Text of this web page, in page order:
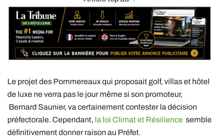
Le projet des Pommereaux qui proposait golf, villas et hôtel
de luxe ne verra pas le jour même si son promoteur,
Bernard Saunier, va certainement contester la décision
préfectorale. Cependant, la loi Climat et Résilience semble
définitivement donner raison au Préfet.